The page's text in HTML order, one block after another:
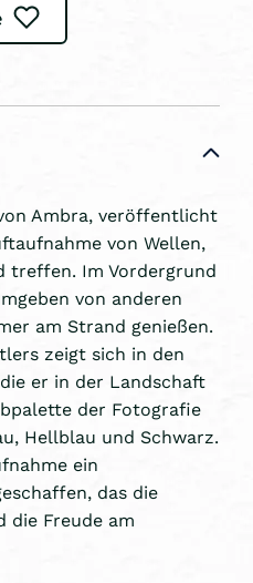
Ambra, veröffentlicht
von Wellen,
treffen. Im Vordergrund
von anderen
am Strand genießen.
zeigt sich in den
er in der Landschaft
der Fotografie
Hellblau und Schwarz.
ein
das die
die Freude am